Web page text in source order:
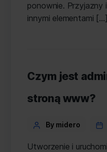
ponownie.
innymi elementami […]
Czym jest
stroną www?
Categories
PostBy midero
Utworzenie i